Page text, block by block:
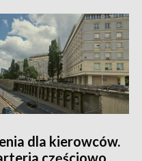
dla kierowców.
częściowo